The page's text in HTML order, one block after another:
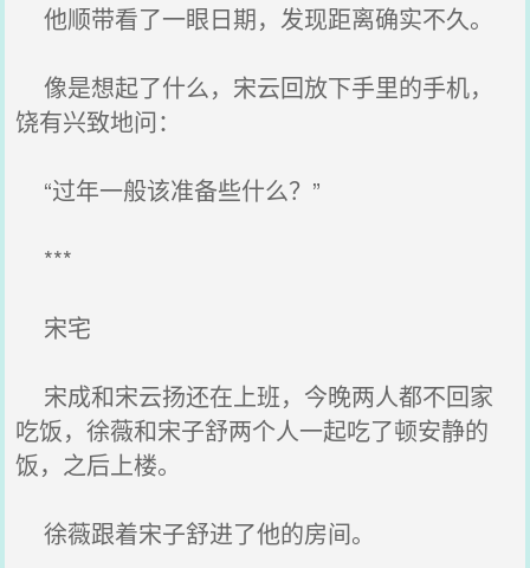
他顺带看了一眼日期，发现距离确实不久。
像是想起了什么，宋云回放下手里的手机，
饶有兴致地问：
“过年一般该准备些什么？”
***
宋宅
宋成和宋云扬还在上班，今晚两人都不回家
吃饭，徐薇和宋子舒两个人一起吃了顿安静的
饭，之后上楼。
徐薇跟着宋子舒进了他的房间。